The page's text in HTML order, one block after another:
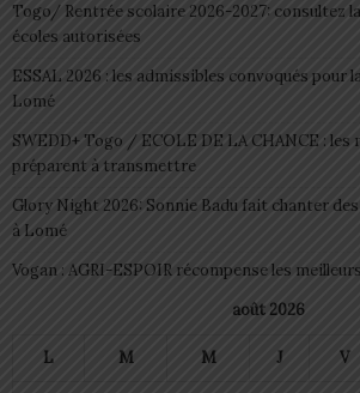
Togo/ Rentrée scolaire 2026-2027: consultez
écoles autorisées
ESSAL 2026 : les admissibles convoqués pour
Lomé
SWEDD+ Togo / ECOLE DE LA CHANCE :
préparent à transmettre
Glory Night 2026: Sonnie Badu fait chanter
à Lomé
Vogan : AGRI-ESPOIR récompense les
août 2026
L M M J V